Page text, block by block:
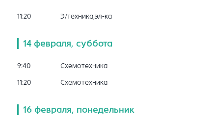
11:20 Э/техника,эл-ка
14 февраля, суббота
9:40 Схемотехника
11:20 Схемотехника
16 февраля, понедельник